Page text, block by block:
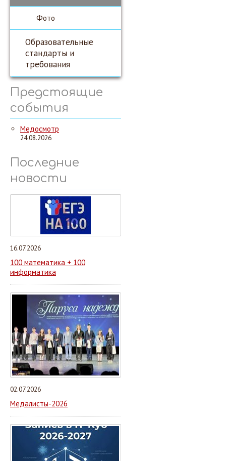
Фото
Образовательные
стандарты и
требования
Предстоящие
события
Медосмотр
24.08.2026
Последние
новости
16.07.2026
100 математика + 100
информатика
02.07.2026
Медалисты-2026